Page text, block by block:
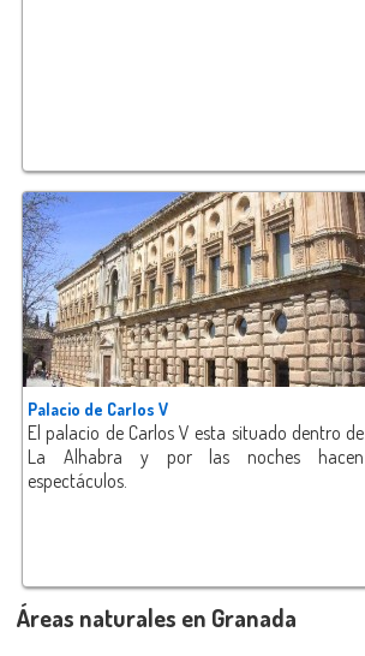
Palacio de Carlos V
El palacio de Carlos V esta situado dentro de
La Alhabra y por las noches hacen
espectáculos.
Áreas naturales en Granada